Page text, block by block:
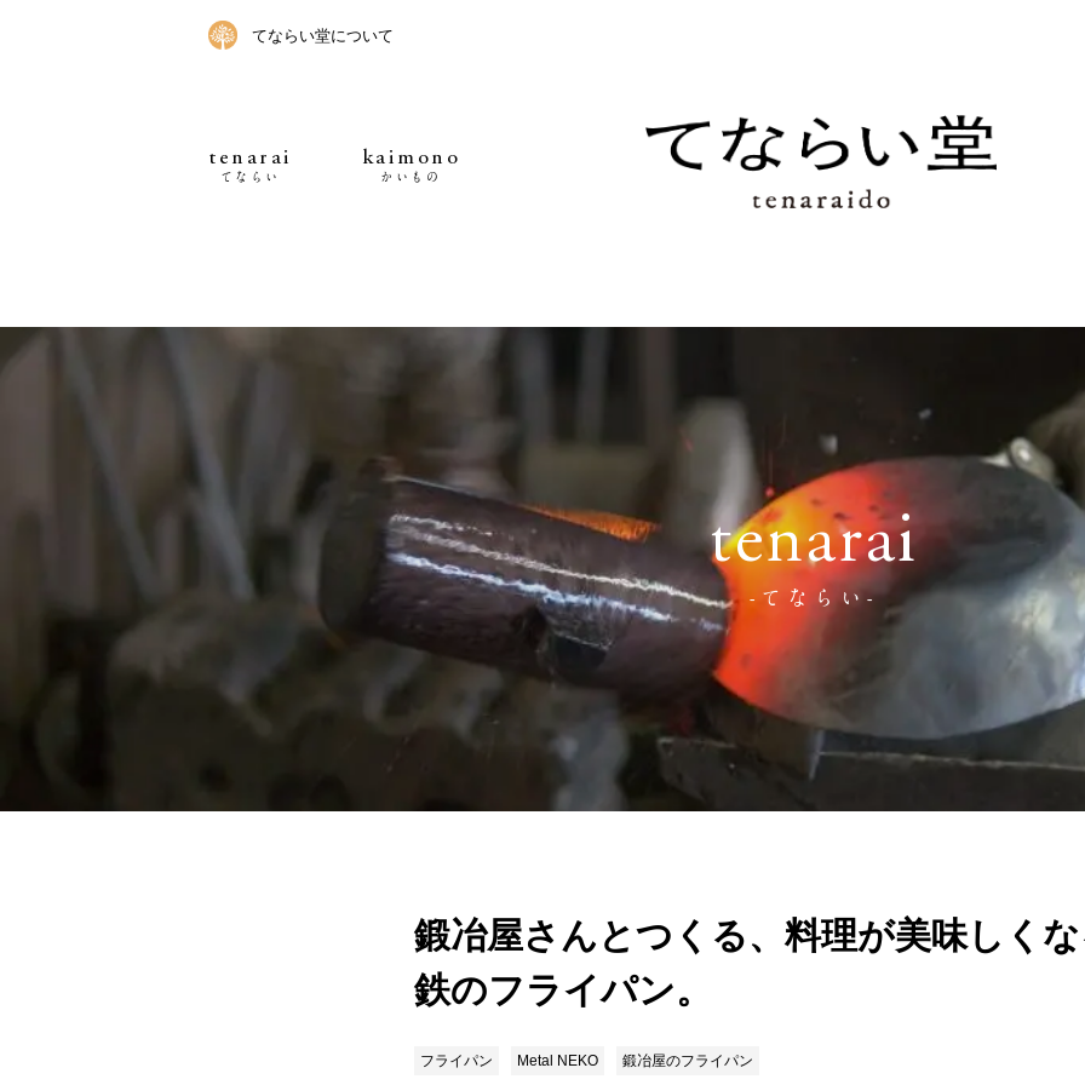
てならい堂について
tenarai
てならい
kaimono
かいもの
tenarai
-てならい-
鍛冶屋さんとつくる、料理が美味しく
鉄のフライパン。
フライパン Metal NEKO 鍛冶屋のフライパン